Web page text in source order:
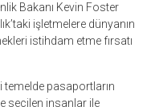
Bakanı Kevin Foster
işletmelere dünyanın
istihdam etme fırsatı
temelde pasaportların
seçilen insanlar ile